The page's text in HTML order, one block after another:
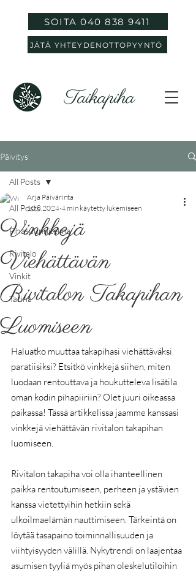
Taikapiha
JÄTÄ YHTEYDENOTTOPYYNTÖ
SOITA 040 838 9411
Päivitys
All Posts
Pihasuunnitelma
Rivitalo
Vinkit
Tarina
All Posts
Vinkkejä
Viehättävän
Rivitalon Takapihan
Luomiseen
Arja Päivärinta
10.8.2024 4 min käytetty lukemiseen
Haluatko muuttaa takapihasi viehättäväksi
paratiisiksi? Etsitkö vinkkejä siihen, miten
luodaan rentouttava ja houkutteleva lisätila
oman kodin pihapiiriin? Olet juuri oikeassa
paikassa! Tässä artikkelissa jaamme kanssasi
vinkkejä viehättävän rivitalon takapihan
luomiseen.
Rivitalon takapiha voi olla ihanteellinen
paikka rentoutumiseen, perheen ja ystävien
kanssa vietettyihin hetkiin sekä
ulkoilmaelämän nauttimiseen. Tärkeintä on
löytää tasapaino toiminnallisuuden ja
viihtyisyyden välillä. Nykytrendi on laajentaa
asumisen tyyliä myös pihan oleskelutiloihin